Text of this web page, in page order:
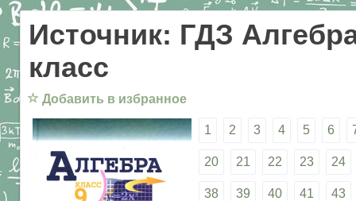
Источник: ГДЗ
класс
☆ Добавить в избранное
1 2 3 4 5 6
20 21 22 23 24
38 39 40 41 43